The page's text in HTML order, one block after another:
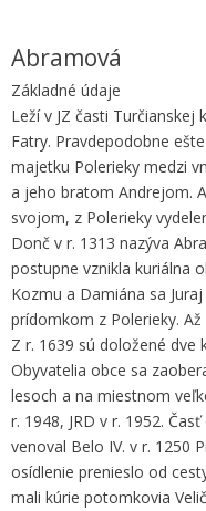
Abramová
Základné údaje
Leží v JZ časti
Fatry. Pravdepodobne
majetku Polerieky medzi
a jeho bratom Andrejom.
svojom, z Polerieky
Donč v r. 1313 nazýva
postupne vznikla kuriálna
Kozmu a Damiána sa
prídomkom z Polerieky.
Z r. 1639 sú doložené dve
Obyvatelia obce sa
lesoch a na miestnom
r. 1948, JRD v r. 1952.
venoval Belo IV. v r. 1250
osídlenie prenieslo od
mali kúrie potomkovia